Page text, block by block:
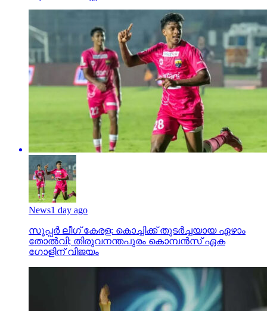
News1 day ago
സൂപ്പര്‍ ലീഗ് കേരള: കൊച്ചിക്ക് തുടര്‍ച്ചയായ ഏഴാം
തോല്‍വി; തിരുവനന്തപുരം കൊമ്പന്‍സ് ഏക
ഗോളിന് വിജയം